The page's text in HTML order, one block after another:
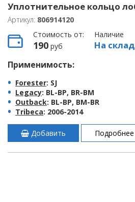
Уплотнительное кольцо
Артикул: 806914120
Стоимость от:
190 руб
Наличие
На
Применимость:
Forester: SJ
Legacy: BL-BP, BR-BM
Outback: BL-BP, BM-BR
Tribeca: 2006-2014
Добавить Подробнее